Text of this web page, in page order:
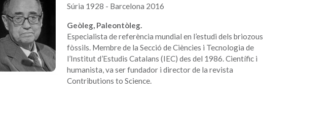
Súria 1928 - Barcelona 2016
Geòleg, Paleontòleg.
Especialista de referència mundial en l’estudi dels briozous
fòssils. Membre de la Secció de Ciències i Tecnologia de
l’Institut d’Estudis Catalans (IEC) des del 1986. Científic i
humanista, va ser fundador i director de la revista
Contributions to Science.